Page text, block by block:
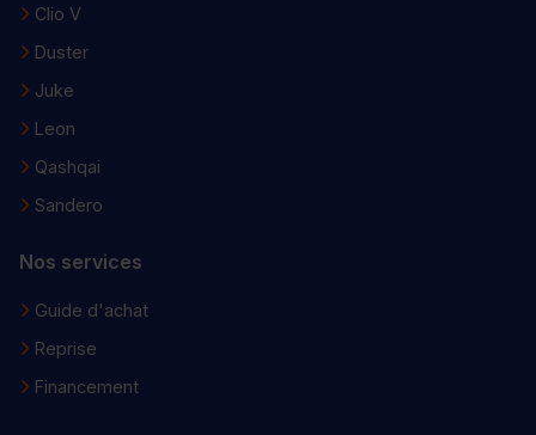
Clio V
Duster
Juke
Leon
Qashqai
Sandero
Nos services
Guide d'achat
Reprise
Financement